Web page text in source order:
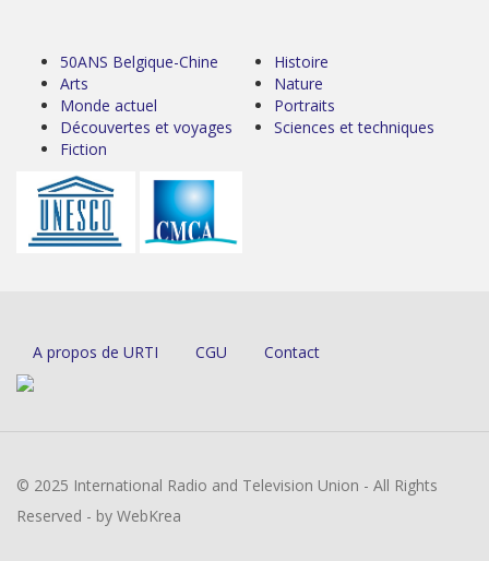
50ANS Belgique-Chine
Arts
Monde actuel
Découvertes et voyages
Fiction
Histoire
Nature
Portraits
Sciences et techniques
A propos de URTI CGU Contact
© 2025 International Radio and Television Union - All Rights
Reserved - by WebKrea